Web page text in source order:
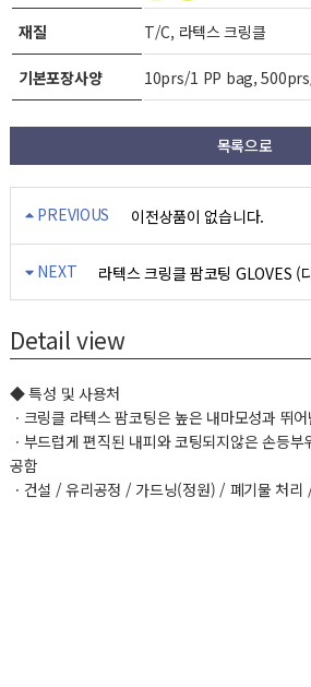
재질 T/C, 라텍스 크링클
기본포장사양 10prs/1 PP bag,
목록으로
PREVIOUS 이전상품이 없습니다.
NEXT 라텍스 크링클 팜코팅 GLOVES (
Detail view
◆ 특성 및 사용처
ㆍ크링클 라텍스 팜코팅은 높은 내마모성과 뛰
ㆍ부드럽게 편직된 내피와 코팅되지않은 손등
공함
ㆍ건설 / 유리공정 / 가드닝(정원) / 폐기물 처리